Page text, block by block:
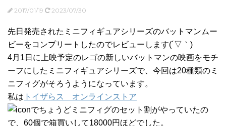
2017/01/19 2023/07/30
先日発売されたミニフィギュアシリーズのバットマンムー
ビーをコンプリートしたのでレビューします(´▽｀)
4月1日に上映予定のレゴの新しいバットマンの映画をモチ
ーフにしたミニフィギュアシリーズで、今回は20種類のミ
ニフィグがそろうようになっています。
私は トイザらス オンラインストア
でちょうどミニフィグのセット割がやっていたの
で、60個で箱買いして18000円ほどでした。